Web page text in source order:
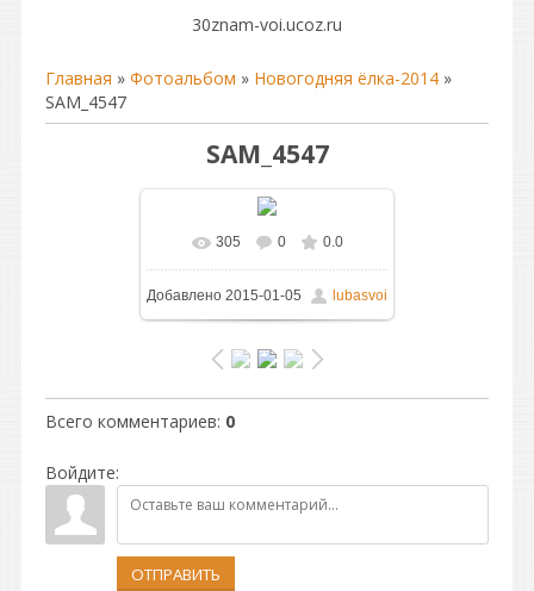
30znam-voi.ucoz.ru
Главная » Фотоальбом » Новогодняя ёлка-2014 »
SAM_4547
SAM_4547
В реальном размере
1600x1250/ 132.1Kb
305 0 0.0
Добавлено 2015-01-05 lubasvoi
Всего комментариев: 0
Войдите:
ОТПРАВИТЬ